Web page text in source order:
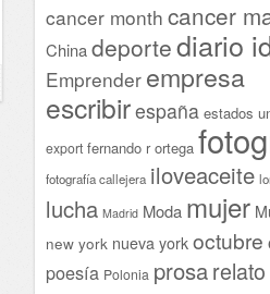
cancer month cancer
Chinadeportediario
Emprender empresa
escribirespaña estados
export fernando r ortega
fotografía callejera iloveaceite
lucha Madrid Moda mujer
new york nueva york octubre
poesía Polonia prosarelato